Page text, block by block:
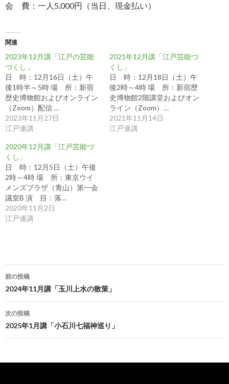
会 費：一人5,000円（当日、現金払い）
関連
2023年12月講「江戸の芸能
づくし」
日 時：12月16日（土）午
後1時半～5時 場 所：新宿
歴史博物館およびオンライン
（Zoom）配信 …
2023年11月27日
江戸連講
2021年12月講「江戸芸能づ
くし」
日 時：12月18日（土）午
後2時～4時 場 所：新宿歴
史博物館2階講堂およびオン
ライン（Zoom）…
2021年11月14日
江戸連講
2020年12月講「江戸芸能づ
くし」
日 時：12月5日（土）午後
2時～4時 場 所：東京ウイ
メンズプラザ（青山）第一会
議室B 演 目：落…
2020年11月2日
江戸連講
投
稿
ナ
ビ
ゲ
ー
前の投稿
2024年11月講「玉川上水の散策」
次の投稿
2025年1月講「小石川七福神巡り」